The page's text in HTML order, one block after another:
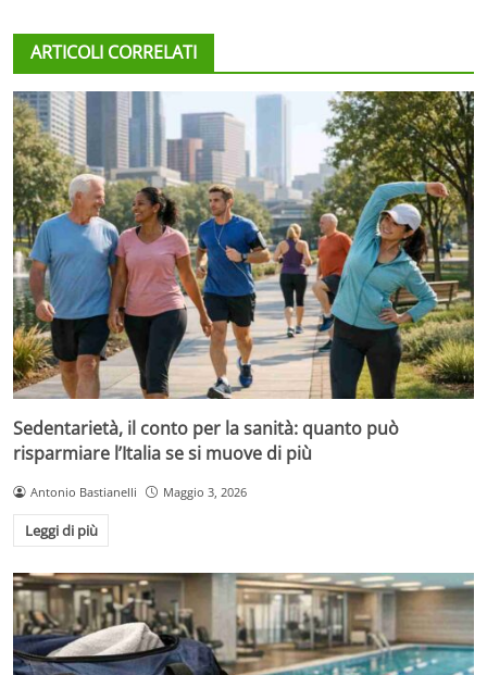
ARTICOLI CORRELATI
Sedentarietà, il conto per la sanità: quanto può
risparmiare l’Italia se si muove di più
Antonio Bastianelli Maggio 3, 2026
Leggi di più